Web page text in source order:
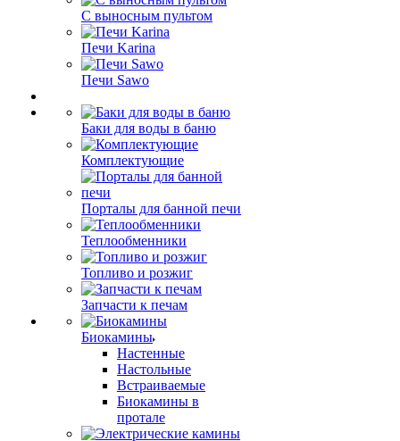
С выносным пультом
Печи Karina
Печи Sawo
Баки для воды в баню
Комплектующие
Порталы для банной печи
Теплообменники
Топливо и розжиг
Запчасти к печам
Биокамины
Настенные
Настольные
Встраиваемые
Биокамины в
протале